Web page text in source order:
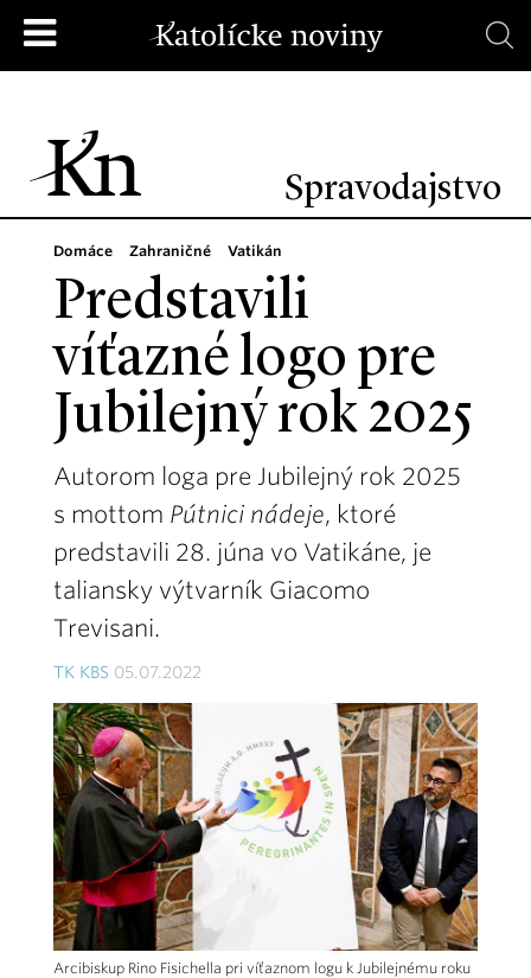
Spravodajstvo
Domáce Zahraničné Vatikán
Predstavili
víťazné logo pre
Jubilejný rok 2025
Autorom loga pre Jubilejný rok 2025
s mottom Pútnici nádeje, ktoré
predstavili 28. júna vo Vatikáne, je
taliansky výtvarník Giacomo
Trevisani.
TK KBS 05.07.2022
Arcibiskup Rino Fisichella pri víťaznom logu k Jubilejnému roku